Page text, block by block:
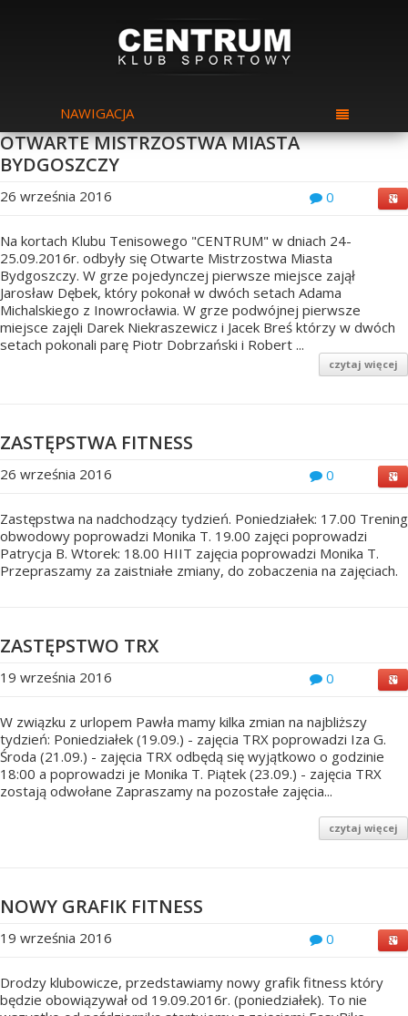
NAWIGACJA
OTWARTE MISTRZOSTWA MIASTA
BYDGOSZCZY
0
26 września 2016
Na kortach Klubu Tenisowego "CENTRUM" w dniach 24-
25.09.2016r. odbyły się Otwarte Mistrzostwa Miasta
Bydgoszczy. W grze pojedynczej pierwsze miejsce zajął
Jarosław Dębek, który pokonał w dwóch setach Adama
Michalskiego z Inowrocławia. W grze podwójnej pierwsze
miejsce zajęli Darek Niekraszewicz i Jacek Breś którzy w dwóch
setach pokonali parę Piotr Dobrzański i Robert ...
czytaj więcej
ZASTĘPSTWA FITNESS
0
26 września 2016
Zastępstwa na nadchodzący tydzień. Poniedziałek: 17.00 Trening
obwodowy poprowadzi Monika T. 19.00 zajęci poprowadzi
Patrycja B. Wtorek: 18.00 HIIT zajęcia poprowadzi Monika T.
Przepraszamy za zaistniałe zmiany, do zobaczenia na zajęciach.
ZASTĘPSTWO TRX
0
19 września 2016
W związku z urlopem Pawła mamy kilka zmian na najbliższy
tydzień: Poniedziałek (19.09.) - zajęcia TRX poprowadzi Iza G.
Środa (21.09.) - zajęcia TRX odbędą się wyjątkowo o godzinie
18:00 a poprowadzi je Monika T. Piątek (23.09.) - zajęcia TRX
zostają odwołane Zapraszamy na pozostałe zajęcia...
czytaj więcej
NOWY GRAFIK FITNESS
0
19 września 2016
Drodzy klubowicze, przedstawiamy nowy grafik fitness który
będzie obowiązywał od 19.09.2016r. (poniedziałek). To nie